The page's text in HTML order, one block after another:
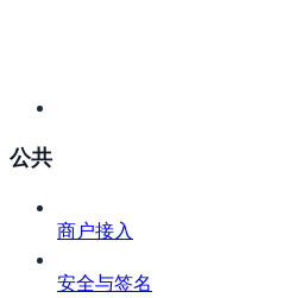
公共
商户接入
安全与签名